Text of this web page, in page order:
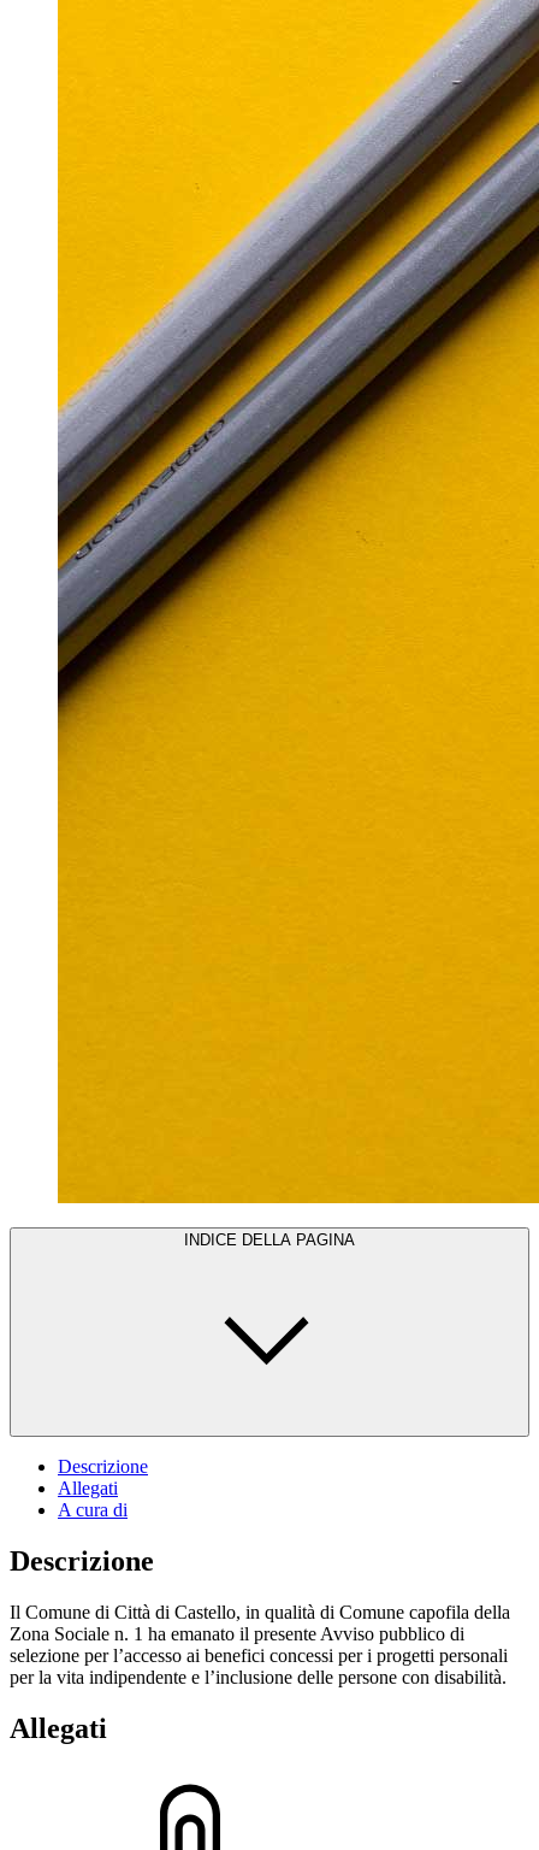
INDICE DELLA PAGINA
Descrizione
Allegati
A cura di
Descrizione
Il Comune di Città di Castello, in qualità di Comune capofila della
Zona Sociale n. 1 ha emanato il presente Avviso pubblico di
selezione per l’accesso ai benefici concessi per i progetti personali
per la vita indipendente e l’inclusione delle persone con disabilità.
Allegati